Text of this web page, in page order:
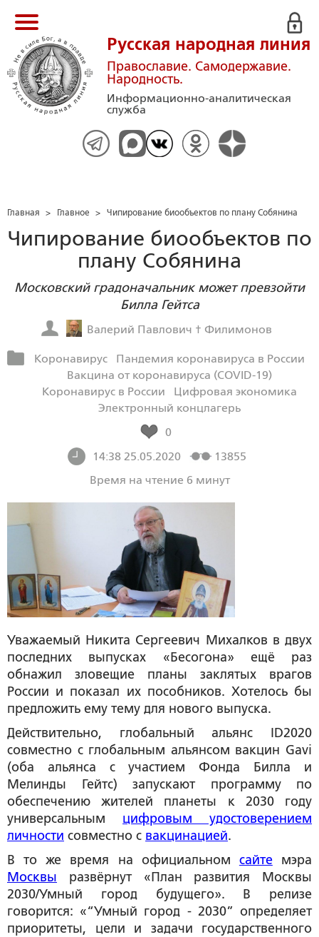
Русская народная линия
Православие. Самодержавие.
Народность.
Информационно-аналитическая
служба
Главная > Главное > Чипирование биообъектов по плану Собянина
Чипирование биообъектов по
плану Собянина
Московский градоначальник может превзойти
Билла Гейтса
Валерий Павлович † Филимонов
Коронавирус
Пандемия коронавируса в России
Вакцина от коронавируса (COVID-19)
Коронавирус в России
Цифровая экономика
Электронный концлагерь
0
14:38 25.05.2020
13855
Время на чтение 6 минут
Уважаемый Никита Сергеевич Михалков в двух
последних выпусках «Бесогона» ещё раз
обнажил зловещие планы заклятых врагов
России и показал их пособников. Хотелось бы
предложить ему тему для нового выпуска.
Действительно, глобальный альянс ID2020
совместно с глобальным альянсом вакцин Gavi
(оба альянса с участием Фонда Билла и
Мелинды Гейтс) запускают программу по
обеспечению жителей планеты к 2030 году
универсальным цифровым удостоверением
личности совместно с вакцинацией.
В то же время на официальном сайтемэра
Москвы развёрнут «План развития Москвы
2030/Умный город будущего». В релизе
говорится: «“Умный город - 2030” определяет
приоритеты, цели и задачи государственного